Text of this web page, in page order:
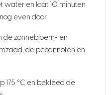
water en laat 10 minuten
even door.
de zonnebloem- en
de pecannoten en
175 °C en bekleed de